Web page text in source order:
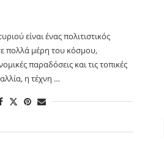
είναι ένας πολιτιστικός
πολλά μέρη του κόσμου,
παραδόσεις και τις τοπικές
η τέχνη …